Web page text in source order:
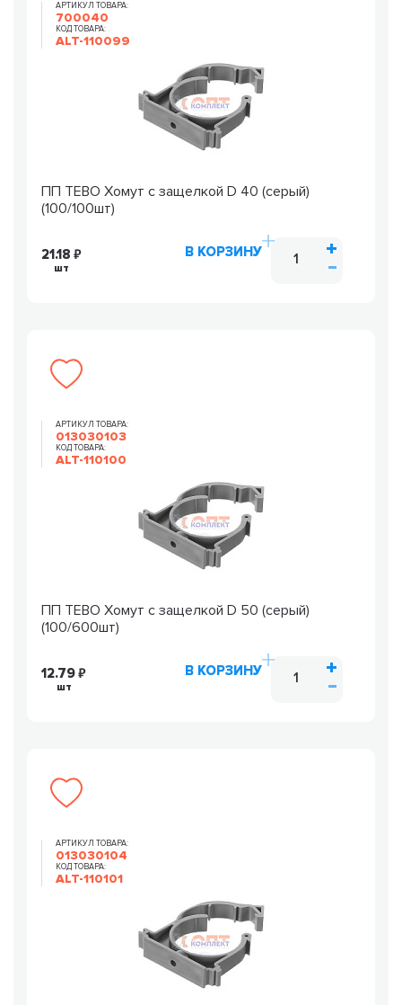
АРТИКУЛ ТОВАРА:
700040
КОД ТОВАРА:
ALT-110099
ПП TEBO Хомут с защелкой D 40 (серый)
(100/100шт)
21.18
шт
В КОРЗИНУ
АРТИКУЛ ТОВАРА:
013030103
КОД ТОВАРА:
ALT-110100
ПП TEBO Хомут с защелкой D 50 (серый)
(100/600шт)
12.79
шт
В КОРЗИНУ
АРТИКУЛ ТОВАРА:
013030104
КОД ТОВАРА:
ALT-110101